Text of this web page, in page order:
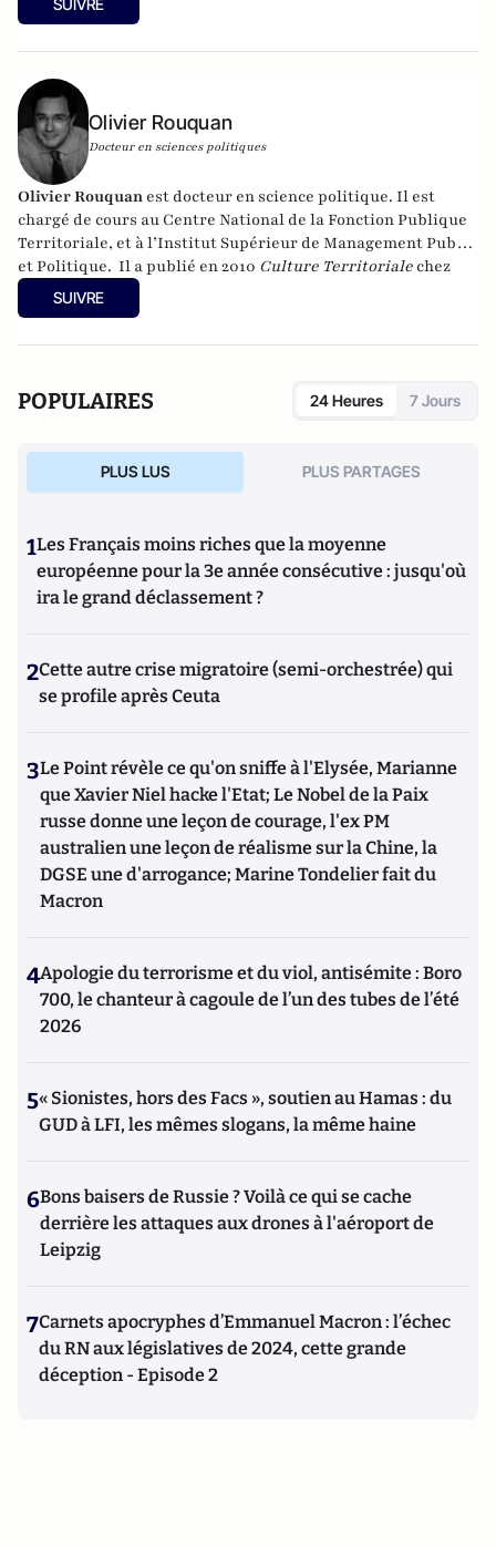
Olivier Rouquan
Docteur en sciences politiques
Olivier Rouquan est docteur en science politique. Il est
chargé de cours au Centre National de la Fonction Publique
Territoriale, et à l’Institut Supérieur de Management Public
et Politique. Il a publié en 2010 Culture Territoriale chez
Gualino Editeur,
politiques
, chez Gualino, septembre 2014
SUIVRE
POPULAIRES 24 Heures 7 Jours
PLUS LUS PLUS PARTAGES
1Les Français moins riches que la moyenne
européenne pour la 3e année consécutive : jusqu'où
ira le grand déclassement ?
2Cette autre crise migratoire (semi-orchestrée) qui
se profile après Ceuta
3Le Point révèle ce qu'on sniffe à l'Elysée, Marianne
que Xavier Niel hacke l'Etat; Le Nobel de la Paix
russe donne une leçon de courage, l'ex PM
australien une leçon de réalisme sur la Chine, la
DGSE une d'arrogance; Marine Tondelier fait du
Macron
4Apologie du terrorisme et du viol, antisémite : Boro
700, le chanteur à cagoule de l’un des tubes de l’été
2026
5« Sionistes, hors des Facs », soutien au Hamas : du
GUD à LFI, les mêmes slogans, la même haine
6Bons baisers de Russie ? Voilà ce qui se cache
derrière les attaques aux drones à l'aéroport de
Leipzig
7Carnets apocryphes d’Emmanuel Macron : l’échec
du RN aux législatives de 2024, cette grande
déception - Episode 2